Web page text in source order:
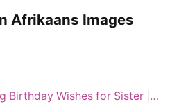
Afrikaans Images
Birthday Wishes for Sister |…